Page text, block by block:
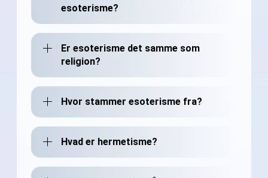
esoterisme?
Er esoterisme det samme som
religion?
Hvor stammer esoterisme fra?
Hvad er hermetisme?